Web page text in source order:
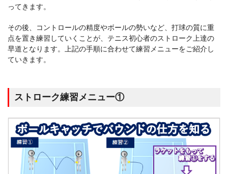
ってきます。
その後、コントロールの精度やボールの勢いなど、打球の質に重
点を置き練習していくことが、テニス初心者のストローク上達の
早道となります。上記の手順に合わせて練習メニューをご紹介し
ていきます。
ストローク練習メニュー①